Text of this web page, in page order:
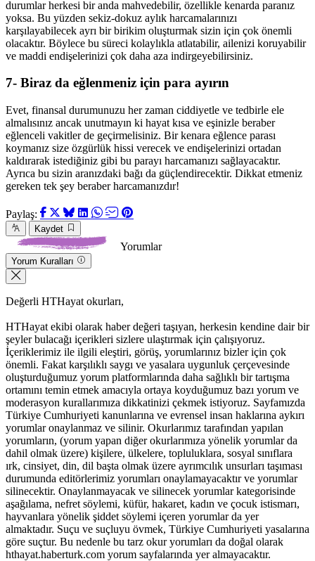
durumlar herkesi bir anda mahvedebilir, özellikle kenarda paranız
yoksa. Bu yüzden sekiz-dokuz aylık harcamalarınızı
karşılayabilecek ayrı bir birikim oluşturmak sizin için çok önemli
olacaktır. Böylece bu süreci kolaylıkla atlatabilir, ailenizi koruyabilir
ve maddi endişelerinizi çok daha aza indirgeyebilirsiniz.
7- Biraz da eğlenmeniz için para ayırın
Evet, finansal durumunuzu her zaman ciddiyetle ve tedbirle ele
almalısınız ancak unutmayın ki hayat kısa ve eşinizle beraber
eğlenceli vakitler de geçirmelisiniz. Bir kenara eğlence parası
koymanız size özgürlük hissi verecek ve endişelerinizi ortadan
kaldırarak istediğiniz gibi bu parayı harcamanızı sağlayacaktır.
Ayrıca bu sizin aranızdaki bağı da güçlendirecektir. Dikkat etmeniz
gereken tek şey beraber harcamanızdır!
Paylaş:
Kaydet
Yorumlar
Yorum Kuralları
Değerli HTHayat okurları,
HTHayat ekibi olarak haber değeri taşıyan, herkesin kendine dair bir
şeyler bulacağı içerikleri sizlere ulaştırmak için çalışıyoruz.
İçeriklerimiz ile ilgili eleştiri, görüş, yorumlarınız bizler için çok
önemli. Fakat karşılıklı saygı ve yasalara uygunluk çerçevesinde
oluşturduğumuz yorum platformlarında daha sağlıklı bir tartışma
ortamını temin etmek amacıyla ortaya koyduğumuz bazı yorum ve
moderasyon kurallarımıza dikkatinizi çekmek istiyoruz. Sayfamızda
Türkiye Cumhuriyeti kanunlarına ve evrensel insan haklarına aykırı
yorumlar onaylanmaz ve silinir. Okurlarımız tarafından yapılan
yorumların, (yorum yapan diğer okurlarımıza yönelik yorumlar da
dahil olmak üzere) kişilere, ülkelere, topluluklara, sosyal sınıflara
ırk, cinsiyet, din, dil başta olmak üzere ayrımcılık unsurları taşıması
durumunda editörlerimiz yorumları onaylamayacaktır ve yorumlar
silinecektir. Onaylanmayacak ve silinecek yorumlar kategorisinde
aşağılama, nefret söylemi, küfür, hakaret, kadın ve çocuk istismarı,
hayvanlara yönelik şiddet söylemi içeren yorumlar da yer
almaktadır. Suçu ve suçluyu övmek, Türkiye Cumhuriyeti yasalarına
göre suçtur. Bu nedenle bu tarz okur yorumları da doğal olarak
hthayat.haberturk.com yorum sayfalarında yer almayacaktır.